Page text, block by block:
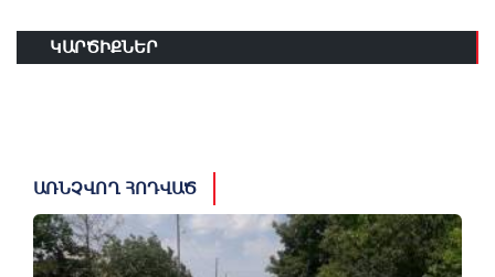
ԿԱՐԾԻՔՆԵՐ
ԱՌՆՉՎՈՂ ՀՈԴՎԱԾ